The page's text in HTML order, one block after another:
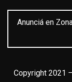
Anunciá en
Copyright 2021